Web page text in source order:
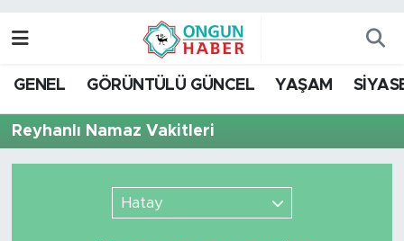
GENEL GÖRÜNTÜLÜ GÜNCEL YAŞAM
Reyhanlı Namaz Vakitleri
Hatay
Trafik Durumu
Son Dakika Haberleri